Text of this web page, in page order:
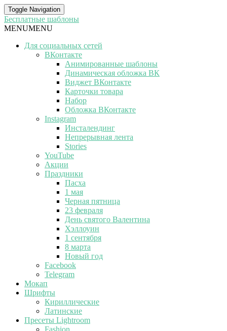
Toggle Navigation
Бесплатные шаблоны
MENUMENU
Для социальных сетей
ВКонтакте
Анимированные шаблоны
Динамическая обложка ВК
Виджет ВКонтакте
Карточки товара
Набор
Обложка ВКонтакте
Instagram
Инсталендинг
Непрерывная лента
Stories
YouTube
Акции
Праздники
Пасха
1 мая
Черная пятница
23 февраля
День святого Валентина
Хэллоуин
1 сентября
8 марта
Новый год
Facebook
Telegram
Мокап
Шрифты
Кириллические
Латинские
Пресеты Lightroom
Fashion